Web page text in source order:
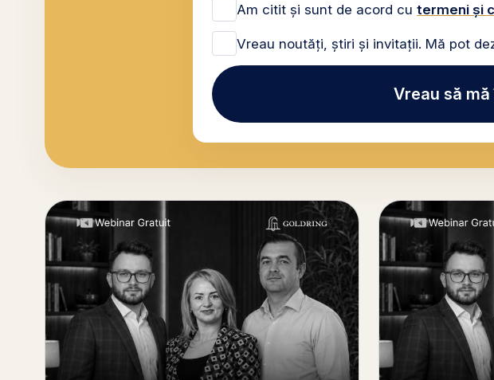
Am citit și sunt de acord cu termeni și
Vreau noutăți, știri și invitații. Mă pot
Vreau să